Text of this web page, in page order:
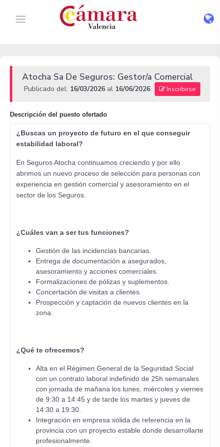
Atocha Sa De Seguros: Gestor/a Comercial
Publicado del: 16/03/2026 al 16/06/2026 Inscribirse
Descripción del puesto ofertado
¿Buscas un proyecto de futuro en el que conseguir
estabilidad laboral?
En Seguros Atocha continuamos creciendo y por ello
abrimos un nuevo proceso de selección para personas con
experiencia en gestión comercial y asesoramiento en el
sector de los Seguros.
¿Cuáles van a ser tus funciones?
Gestión de las incidencias bancarias.
Entrega de documentación a asegurados,
asesoramiento y acciones comerciales.
Formalizaciones de pólizas y suplementos.
Concertación de visitas a clientes.
Prospección y captación de nuevos clientes en la
zona.
¿Qué te ofrecemos?
Alta en el Régimen General de la Seguridad Social
con un contrato laboral indefinido de 25h semanales
con jornada de mañana los lunes, miércoles y viernes
de 9:30 a 14:45 y de tarde los martes y jueves de
14:30 a 19:30.
Integración en empresa sólida de referencia en la
provincia con un proyecto estable donde desarrollarte
profesionalmente.